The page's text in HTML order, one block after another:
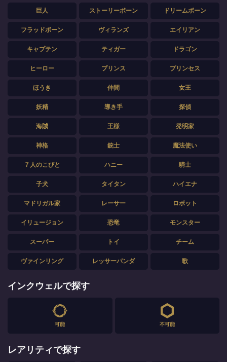
巨人 ストーリーボーン ドリームボーン
フラッドボーン ヴィランズ エイリアン
キャプテン ティガー ドラゴン
ヒーロー プリンス プリンセス
ほうき 仲間 女王
妖精 導き手 探偵
海賊 王様 発明家
神格 銃士 魔法使い
７人のこびと ハニー 騎士
子犬 タイタン ハイエナ
マドリガル家 レーサー ロボット
イリュージョン 恐竜 モンスター
スーパー トイ チーム
ヴァインリング レッサーパンダ 歌
インクウェルで探す
可能 不可能
レアリティで探す